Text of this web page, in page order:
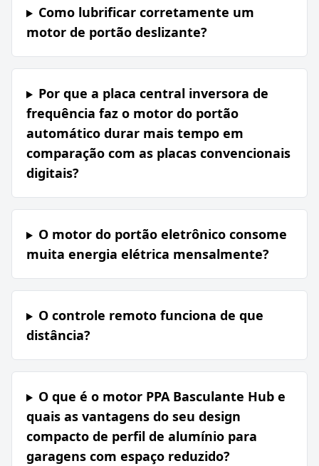
Como lubrificar corretamente um
motor de portão deslizante?
Por que a placa central inversora de
frequência faz o motor do portão
automático durar mais tempo em
comparação com as placas convencionais
digitais?
O motor do portão eletrônico consome
muita energia elétrica mensalmente?
O controle remoto funciona de que
distância?
O que é o motor PPA Basculante Hub e
quais as vantagens do seu design
compacto de perfil de alumínio para
garagens com espaço reduzido?